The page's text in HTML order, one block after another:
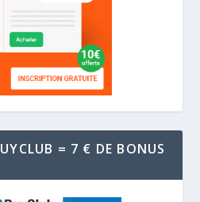
= 7 € DE BONUS